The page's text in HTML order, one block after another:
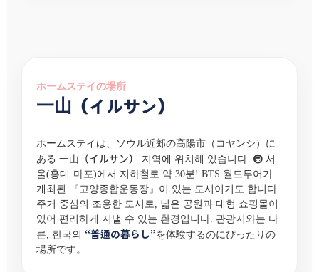
ホームステイの場所
一山（イルサン）
ホームステイは、ソウル近郊の高陽市（コヤンシ）に
ある 一山（イルサン）
지역에 위치해 있습니다. 🚇 서
울(홍대·마포)에서 지하철로 약 30분! BTS 월드투어가
개최된 『고양종합운동장』이 있는 도시이기도 합니다.
주거 중심의 조용한 도시로, 넓은 공원과 대형 쇼핑몰이
있어 편리하게 지낼 수 있는 환경입니다. 관광지와는 다
른, 한국의 “普通の暮らし”を体験するのにぴったりの
場所です。